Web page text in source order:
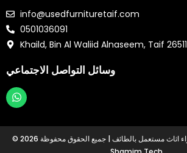
info@usedfurnituretaif.com
0501036091
Khaild, Bin Al Waliid Alnaseem, Taif 26511
وسائل التواصل الاجتماعي
W
a
t
© 2026 شراء اثاث مستعمل بالطائف | جميع الحقوق محفوظة Developed By SK